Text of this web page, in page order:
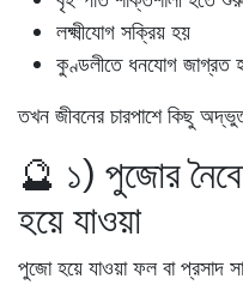
লক্ষ্মীযোগ সক্রিয় হয়
কুণ্ডলীতে ধনযোগ জাগ্রত
তখন জীবনের চারপাশে কিছু
🔮 ১) পুজোর
হয়ে যাওয়া
পুজো হয়ে যাওয়া ফল বা প্রসাদ